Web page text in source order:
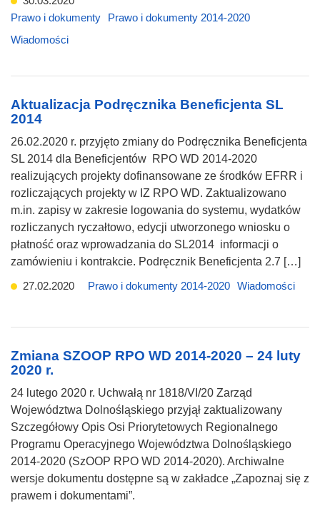
Prawo i dokumenty
Prawo i dokumenty 2014-2020
Wiadomości
Aktualizacja Podręcznika Beneficjenta SL
2014
26.02.2020 r. przyjęto zmiany do Podręcznika Beneficjenta
SL 2014 dla Beneficjentów RPO WD 2014-2020
realizujących projekty dofinansowane ze środków EFRR i
rozliczających projekty w IZ RPO WD. Zaktualizowano
m.in. zapisy w zakresie logowania do systemu, wydatków
rozliczanych ryczałtowo, edycji utworzonego wniosku o
płatność oraz wprowadzania do SL2014 informacji o
zamówieniu i kontrakcie. Podręcznik Beneficjenta 2.7 […]
27.02.2020
Prawo i dokumenty 2014-2020 Wiadomości
Zmiana SZOOP RPO WD 2014-2020 – 24 luty
2020 r.
24 lutego 2020 r. Uchwałą nr 1818/VI/20 Zarząd
Województwa Dolnośląskiego przyjął zaktualizowany
Szczegółowy Opis Osi Priorytetowych Regionalnego
Programu Operacyjnego Województwa Dolnośląskiego
2014-2020 (SzOOP RPO WD 2014-2020). Archiwalne
wersje dokumentu dostępne są w zakładce „Zapoznaj się z
prawem i dokumentami”.